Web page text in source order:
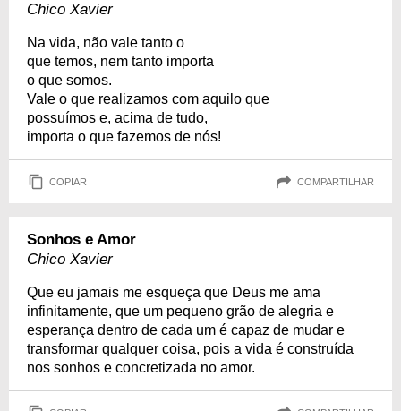
Chico Xavier
Na vida, não vale tanto o
que temos, nem tanto importa
o que somos.
Vale o que realizamos com aquilo que
possuímos e, acima de tudo,
importa o que fazemos de nós!
COPIAR COMPARTILHAR
Sonhos e Amor
Chico Xavier
Que eu jamais me esqueça que Deus me ama
infinitamente, que um pequeno grão de alegria e
esperança dentro de cada um é capaz de mudar e
transformar qualquer coisa, pois a vida é construída
nos sonhos e concretizada no amor.